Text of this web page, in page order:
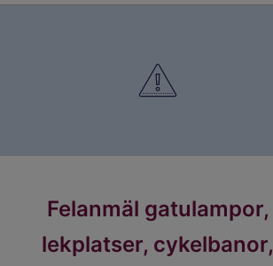
Felanmäl gatulampor,
lekplatser, cykelbanor,